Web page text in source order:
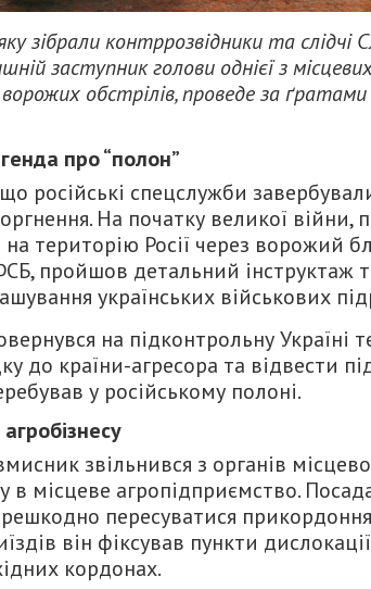
зібрали контррозвідники та слідчі
заступник голови однієї з
обстрілів, проведе за
про “полон”
російські спецслужби
На початку великої війни,
на територію Росії через ворожий
пройшов детальний інструктаж
українських військових
на підконтрольну
до країни-агресора та відвести
у російському полоні.
звільнився з органів
в місцеве агропідприємство.
пересуватися
він фіксував пункти
кордонах.